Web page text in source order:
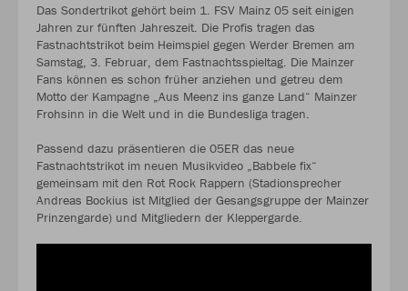
Das Sondertrikot gehört beim 1. FSV Mainz 05 seit einigen
Jahren zur fünften Jahreszeit. Die Profis tragen das
Fastnachtstrikot beim Heimspiel gegen Werder Bremen am
Samstag, 3. Februar, dem Fastnachtsspieltag. Die Mainzer
Fans können es schon früher anziehen und getreu dem
Motto der Kampagne „Aus Meenz ins ganze Land“ Mainzer
Frohsinn in die Welt und in die Bundesliga tragen.
Passend dazu präsentieren die 05ER das neue
Fastnachtstrikot im neuen Musikvideo „Babbele fix“
gemeinsam mit den Rot Rock Rappern (Stadionsprecher
Andreas Bockius ist Mitglied der Gesangsgruppe der Mainzer
Prinzengarde) und Mitgliedern der Kleppergarde.